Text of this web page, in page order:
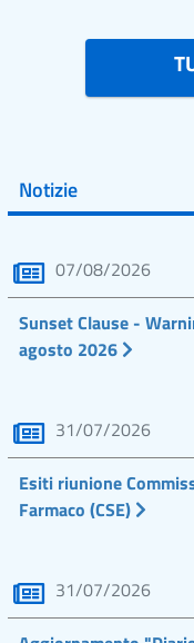
Notizie
07/08/2026
Sunset Clause -
agosto 2026
31/07/2026
Esiti riunione
Farmaco (CSE)
31/07/2026